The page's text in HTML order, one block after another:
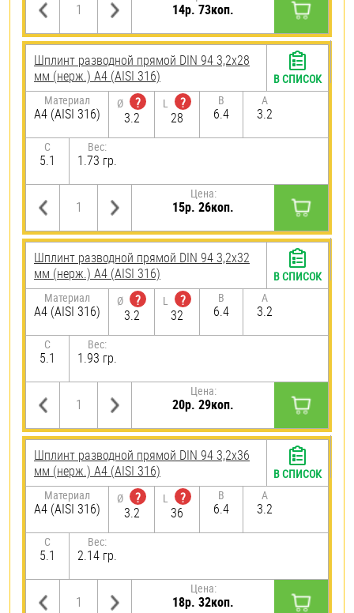
14р. 73коп.
Шплинт разводной прямой DIN 94 3,2х28
мм (нерж.) A4 (AISI 316)
Материал
A4 (AISI 316)
Ø
?
3.2
L
?
28
B
6.4
A
3.2
C
5.1
Вес:
1.73 гр.
Цена:
15р. 26коп.
В СПИСОК
Шплинт разводной прямой DIN 94 3,2х32
мм (нерж.) A4 (AISI 316)
Материал
A4 (AISI 316)
Ø
?
3.2
L
?
32
B
6.4
A
3.2
C
5.1
Вес:
1.93 гр.
Цена:
20р. 29коп.
В СПИСОК
Шплинт разводной прямой DIN 94 3,2х36
мм (нерж.) A4 (AISI 316)
Материал
A4 (AISI 316)
Ø
?
3.2
L
?
36
B
6.4
A
3.2
C
5.1
Вес:
2.14 гр.
Цена:
18р. 32коп.
В СПИСОК